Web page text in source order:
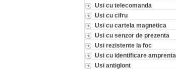
Usi cu telecomanda
Usi cu cifru
Usi cu cartela magnetica
Usi cu senzor de prezenta
Usi rezistente la foc
Usi cu identificare amprenta
Usi antiglont